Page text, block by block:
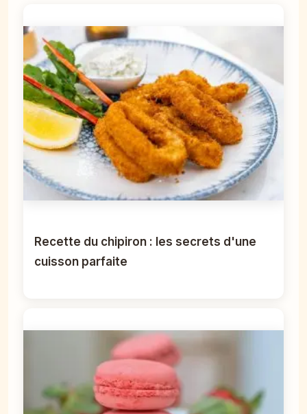
Recette du chipiron : les secrets d'une
cuisson parfaite